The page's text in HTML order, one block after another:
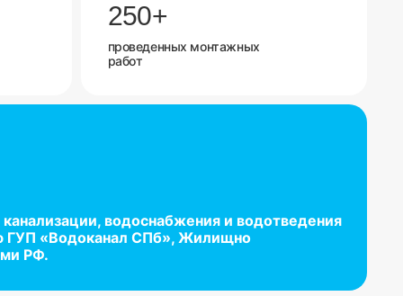
250+
проведенных монтажных
работ
водоснабжения и водотведения
ГУП «Водоканал СПб», Жилищно
РФ.